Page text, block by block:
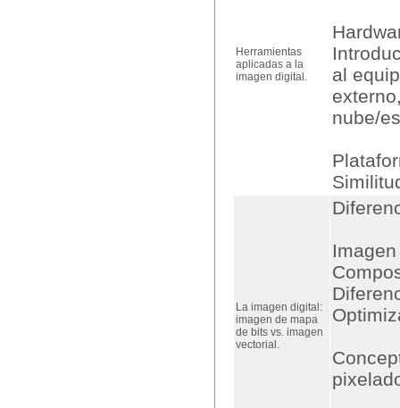
Herramientas
aplicadas a la
imagen digital.
al
nube/
La imagen digital:
imagen de mapa
de bits vs. imagen
vectorial.